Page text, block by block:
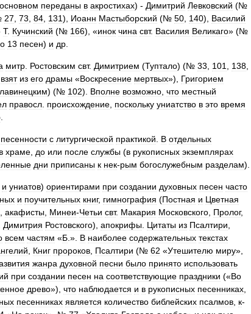
основном переданы в акростихах) - Димитрий Левковский (№
27 73 84 131), Иоанн Мастыборский (№ 50 140), Василий
Т. Кучинский (№ 166), «инок чина свт. Василия Великаго» (№
13 песен) и др
митр Ростовским свт. Димитрием (Туптало) (№ 33 101 138
взят из его драмы «Воскресение мертвых»), Григорием
) (№ 102). Вполне возможно что местный
правосл происхождение поскольку униатство в это время
песенности с литургической практикой В отдельных
в храме до или после службы (в рукописных экземплярах
дни приписаны к нек-рым богослужебным разделам).
и униатов) ориентирами при создании духовных песен часто
и поучительных книг, гимнография (Постная и Цветная
акафисты Минеи-Четьи свт. Макария Московского Пролог,
Димитрия Ростовского), апокрифы Цитаты из Псалтири
всем частям «Б .». В наиболее содержательных текстах
Книг пророков Псалтири (№ 62 «Утешителю миру»,
жанра духовной песни было принято использовать
при создании песен на соответствующие праздники («Во
древо»), что наблюдается и в рукописных песенниках
песенниках является количество библейских псалмов к-